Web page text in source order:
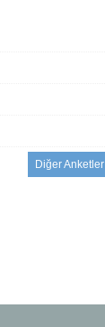
Diğer Anketler